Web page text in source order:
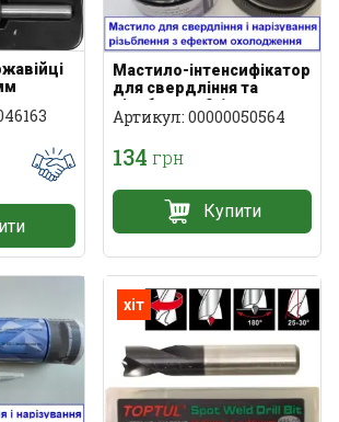
Мастило-інтенсифікатор
для свердління та
різьблення 0,1 кг
Артикул: 00000050564
134 грн
Купити
хіт